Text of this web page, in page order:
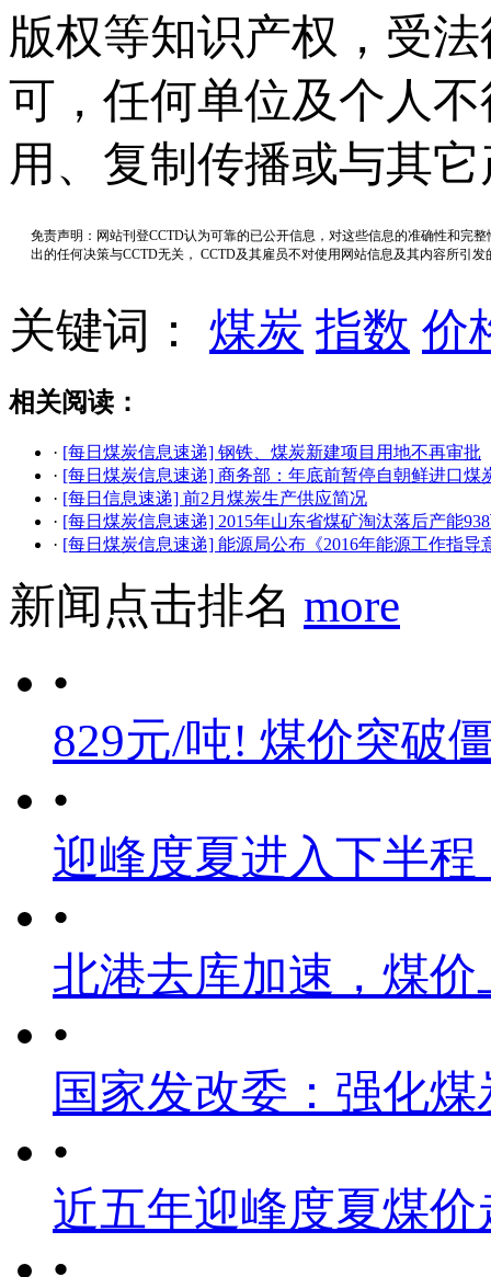
版权等知识产权，受
可，任何单位及个人
用、复制传播或与其
免责声明：网站刊登CCTD认为可靠的已公开信息，对这些信息的准确性和完
出的任何决策与CCTD无关， CCTD及其雇员不对使用网站信息及其内容所引
关键词： 煤炭 指数 价
相关阅读：
· [每日煤炭信息速递] 钢铁、煤炭新建项目用地不再审批
· [每日煤炭信息速递] 商务部：年底前暂停自朝鲜进口煤
· [每日信息速递] 前2月煤炭生产供应简况
· [每日煤炭信息速递] 2015年山东省煤矿淘汰落后产能
· [每日煤炭信息速递] 能源局公布《2016年能源工作指导
新闻点击排名 more
•
829元/吨! 煤价突破
•
迎峰度夏进入下半
•
北港去库加速，煤
•
国家发改委：强化
•
近五年迎峰度夏煤价